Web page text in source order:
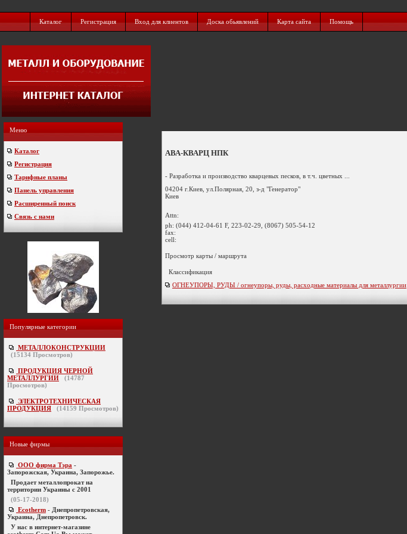
Каталог Регистрация Вход для клиентов Доска обьявлений Карта сайта Помощь
Меню
Каталог
Регистрация
Тарифные планы
Панель управления
Расширенный поиск
Связь с нами
Популярные категории
МЕТАЛЛОКОНСТРУКЦИИ
(15134 Просмотров)
ПРОДУКЦИЯ ЧЕРНОЙ
МЕТАЛЛУРГИИ
(14787
Просмотров)
ЭЛЕКТРОТЕХНИЧЕСКАЯ
ПРОДУКЦИЯ
(14159 Просмотров)
Новые фирмы
ООО фирма Тэра -
Запорожская, Украина, Запорожье.
Продает металлопрокат на
территории Украины с 2001
(05-17-2018)
Ecotherm - Днепропетровская,
Украина, Днепропетровск.
У нас в интернет-магазине
АВА-КВАРЦ НПК
- Разработка и производство кварцевых песков, в т.ч. цветных ...
04204 г.Киев, ул.Полярная, 20, з-д "Генератор"
Киев
Attn:
ph: (044) 412-04-61 F, 223-02-29, (8067) 505-54-12
fax:
cell:
Просмотр карты / маршрута
Классификация
ОГНЕУПОРЫ, РУДЫ / огнеупоры, руды, расходные материалы для металлургии